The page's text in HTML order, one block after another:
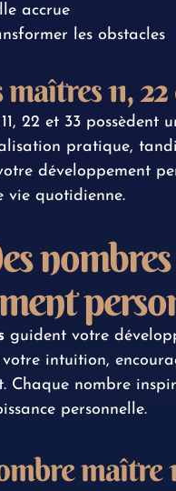
accrue
les obstacles
11, 22
11, 22 et 33 possèdent
pratique,
développement
vie quotidienne.
guident votre
votre intuition,
Chaque nombre
personnelle.
maître